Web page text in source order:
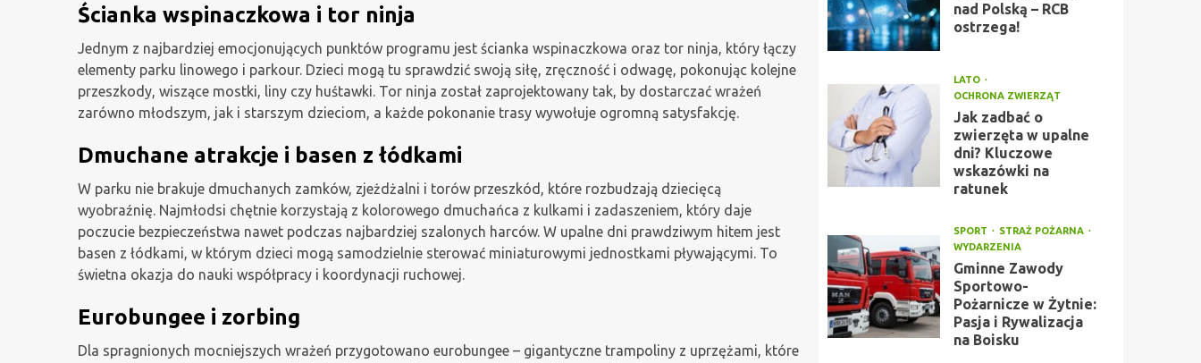
Ścianka wspinaczkowa i tor ninja
Jednym z najbardziej emocjonujących punktów programu jest ścianka wspinaczkowa oraz tor ninja, który łączy
elementy parku linowego i parkour. Dzieci mogą tu sprawdzić swoją siłę, zręczność i odwagę, pokonując kolejne
przeszkody, wiszące mostki, liny czy huśtawki. Tor ninja został zaprojektowany tak, by dostarczać wrażeń
zarówno młodszym, jak i starszym dzieciom, a każde pokonanie trasy wywołuje ogromną satysfakcję.
Dmuchane atrakcje i basen z łódkami
W parku nie brakuje dmuchanych zamków, zjeżdżalni i torów przeszkód, które rozbudzają dziecięcą
wyobraźnię. Najmłodsi chętnie korzystają z kolorowego dmuchańca z kulkami i zadaszeniem, który daje
poczucie bezpieczeństwa nawet podczas najbardziej szalonych harców. W upalne dni prawdziwym hitem jest
basen z łódkami, w którym dzieci mogą samodzielnie sterować miniaturowymi jednostkami pływającymi. To
świetna okazja do nauki współpracy i koordynacji ruchowej.
Eurobungee i zorbing
Dla spragnionych mocniejszych wrażeń przygotowano eurobungee – gigantyczne trampoliny z uprzężami, które
nad Polską – RCB
ostrzega!
LATO
OCHRONA ZWIERZĄT
Jak zadbać o
zwierzęta w upalne
dni? Kluczowe
wskazówki na
ratunek
SPORT
STRAŻ POŻARNA
WYDARZENIA
Gminne Zawody
Sportowo-
Pożarnicze w Żytnie:
Pasja i Rywalizacja
na Boisku